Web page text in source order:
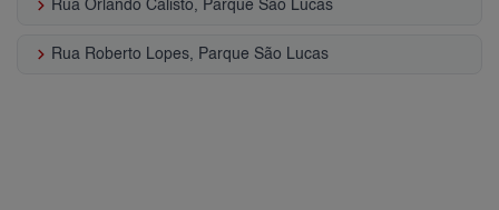
keyboard_arrow_right Rua Orlando Calisto, Parque São Lucas
keyboard_arrow_right Rua Roberto Lopes, Parque São Lucas